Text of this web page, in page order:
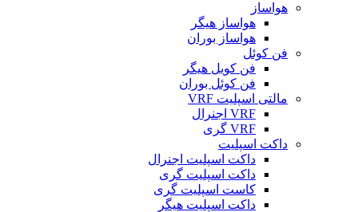
هواساز
هواساز هیگر
هواساز بوران
فن کوئل
فن کویل هیگر
فن کوئل بوران
مالتی اسپلیت VRF
VRF اجنرال
VRF گری
داکت اسپلیت
داکت اسپلیت اجنرال
داکت اسپلیت گری
کاست اسپلیت گری
داکت اسپلیت هیگر